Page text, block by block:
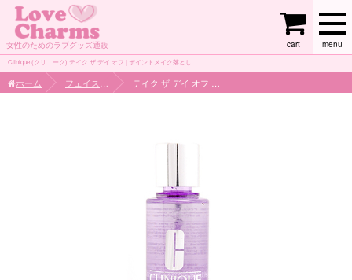
女性のためのラブグッズ通販 menu
cart
Clinique (クリニーク) テイク ザ デイ オフ | ポイントメイク落とし
ホーム